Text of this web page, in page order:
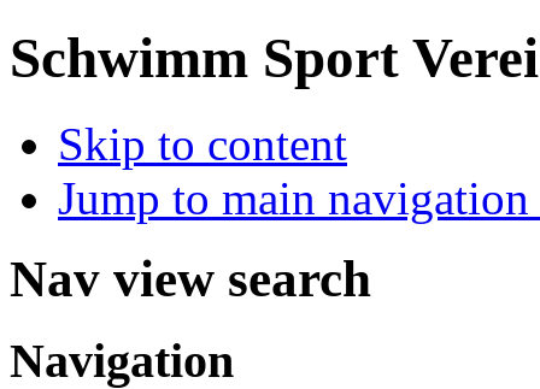
Schwimm Sport
Skip to content
Jump to main
Nav view search
Navigation